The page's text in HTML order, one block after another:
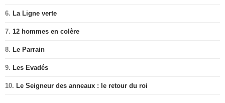
6. La Ligne verte
7. 12 hommes en colère
8. Le Parrain
9. Les Evadés
10. Le Seigneur des anneaux : le retour du roi